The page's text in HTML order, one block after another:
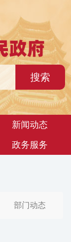
搜索
新闻动态
政务服务
部门动态